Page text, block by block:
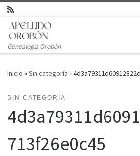
Saltar al contenido
Genealogía Orobón
Inicio »Sin categoría »
SIN CATEGORÍA
713f26e0c45